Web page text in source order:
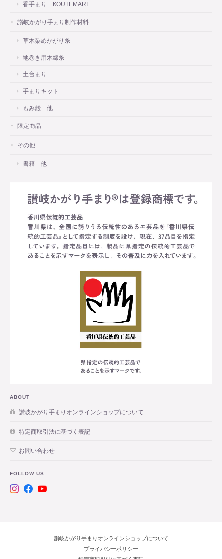
香手まり KOUTEMARI
讃岐かがり手まり制作材料
草木染めかがり糸
地巻き用木綿糸
土台まり
手まりキット
もみ殻 他
限定商品
その他
書籍 他
ABOUT
讃岐かがり手まりオンラインショップについて
特定商取引法に基づく表記
お問い合わせ
FOLLOW US
讃岐かがり手まりオンラインショップについて
プライバシーポリシー